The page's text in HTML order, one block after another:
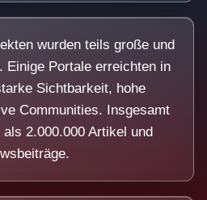
wurden teils große und
Einige Portale erreichten in
Sichtbarkeit, hohe
Communities. Insgesamt
2.000.000 Artikel und